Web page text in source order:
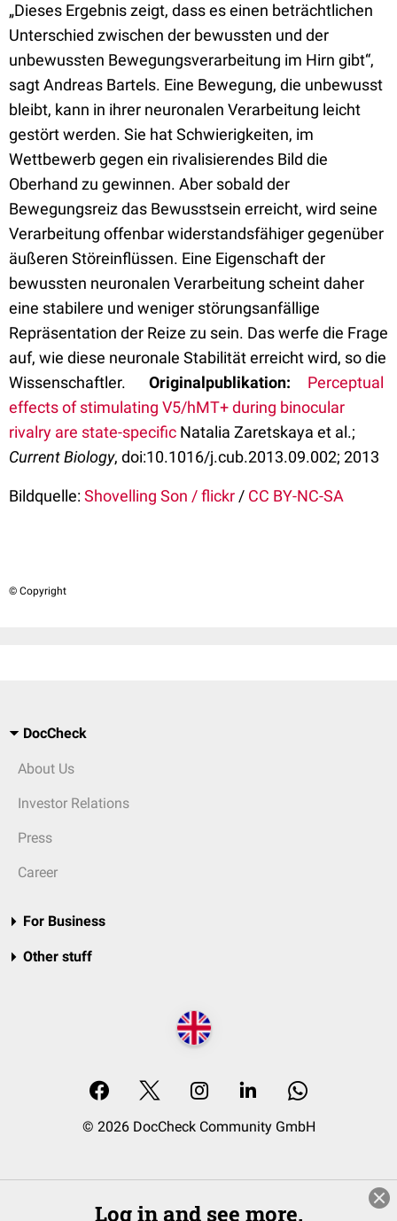
„Dieses Ergebnis zeigt, dass es einen beträchtlichen
Unterschied zwischen der bewussten und der
unbewussten Bewegungsverarbeitung im Hirn gibt“,
sagt Andreas Bartels. Eine Bewegung, die unbewusst
bleibt, kann in ihrer neuronalen Verarbeitung leicht
gestört werden. Sie hat Schwierigkeiten, im
Wettbewerb gegen ein rivalisierendes Bild die
Oberhand zu gewinnen. Aber sobald der
Bewegungsreiz das Bewusstsein erreicht, wird seine
Verarbeitung offenbar widerstandsfähiger gegenüber
äußeren Störeinflüssen. Eine Eigenschaft der
bewussten neuronalen Verarbeitung scheint daher
eine stabilere und weniger störungsanfällige
Repräsentation der Reize zu sein. Das werfe die Frage
auf, wie diese neuronale Stabilität erreicht wird, so die
Wissenschaftler.
Originalpublikation:
Perceptual
effects of stimulating V5/hMT+ during binocular
rivalry are state-specific Natalia Zaretskaya et al.;
Current Biology, doi:10.1016/j.cub.2013.09.002; 2013
Bildquelle:Shovelling Son / flickr / CC BY-NC-SA
© Copyright
DocCheck
About Us
Investor Relations
Press
Career
For Business
Other stuff
© 2026 DocCheck Community GmbH
Log in and see more.